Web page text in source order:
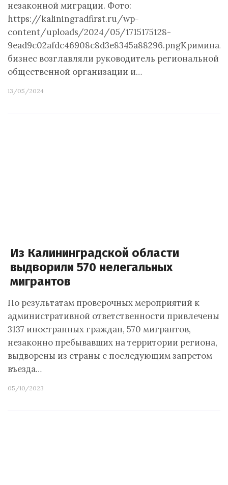
незаконной миграции. Фото:
https://kaliningradfirst.ru/wp-
content/uploads/2024/05/1715175128-
бизнес возглавляли руководитель региональной
общественной организации и…
13/05/2024
Из Калининградской области
выдворили 570 нелегальных
мигрантов
По результатам проверочных мероприятий к
административной ответственности привлечены
3137 иностранных граждан, 570 мигрантов,
незаконно пребывавших на территории региона,
выдворены из страны с последующим запретом
въезда…
05/10/2023